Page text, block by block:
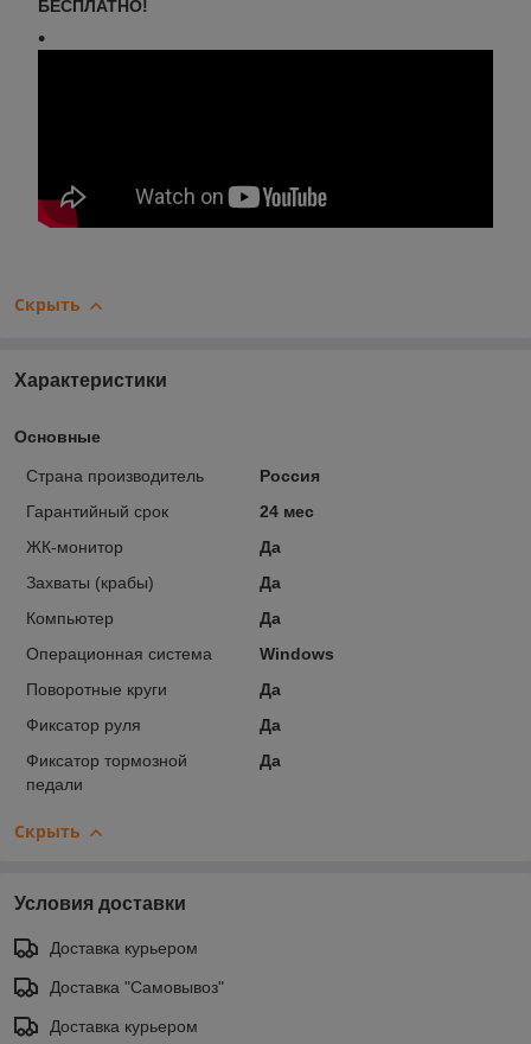
БЕСПЛАТНО!
Скрыть
Характеристики
Основные
Страна производитель
Россия
Гарантийный срок
24 мес
ЖК-монитор
Да
Захваты (крабы)
Да
Компьютер
Да
Операционная система
Windows
Поворотные круги
Да
Фиксатор руля
Да
Фиксатор тормозной
педали
Да
Скрыть
Условия доставки
Доставка курьером
Доставка "Самовывоз"
Доставка курьером